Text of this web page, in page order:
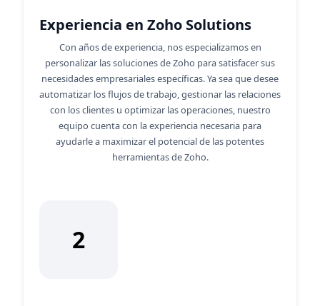
Experiencia en Zoho Solutions
Con años de experiencia, nos especializamos en
personalizar las soluciones de Zoho para satisfacer sus
necesidades empresariales específicas. Ya sea que desee
automatizar los flujos de trabajo, gestionar las relaciones
con los clientes u optimizar las operaciones, nuestro
equipo cuenta con la experiencia necesaria para
ayudarle a maximizar el potencial de las potentes
herramientas de Zoho.
2